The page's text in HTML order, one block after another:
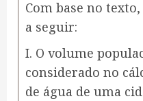
Com base no
a seguir:
I. O volume
considerado no
de água de uma